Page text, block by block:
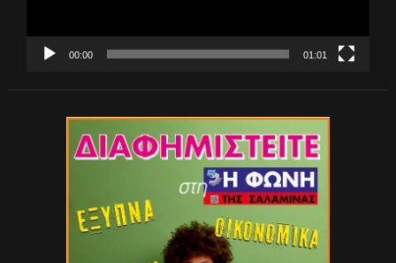
00:00 01:01